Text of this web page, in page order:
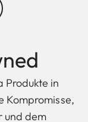
Produkte in
Kompromisse,
und dem